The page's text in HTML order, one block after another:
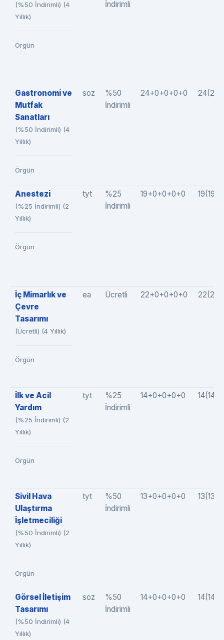
(%50 İndirimli) (4
Yıllık)
Örgün
İndirimli
Gastronomi ve
Mutfak
Sanatları
(%50 İndirimli) (4
Yıllık)
Örgün
soz
%50
İndirimli
24+0+0+0+0
Anestezi
(%25 İndirimli) (2
Yıllık)
Örgün
tyt
%25
İndirimli
19+0+0+0+0
İç Mimarlık ve
Çevre
Tasarımı
(Ücretli) (4 Yıllık)
Örgün
ea Ücretli 22+0+0+0+0
İlk ve Acil
Yardım
(%25 İndirimli) (2
Yıllık)
Örgün
tyt
%25
İndirimli
14+0+0+0+0
Sivil Hava
Ulaştırma
İşletmeciliği
(%50 İndirimli) (2
Yıllık)
Örgün
tyt
%50
İndirimli
13+0+0+0+0
Görsel İletişim
Tasarımı
(%50 İndirimli) (4
Yıllık)
soz
%50
İndirimli
14+0+0+0+0